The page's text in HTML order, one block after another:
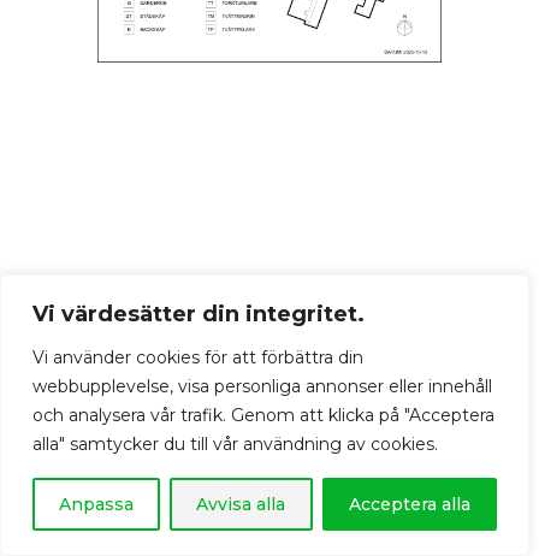
Vi värdesätter din integritet.
Vi använder cookies för att förbättra din
webbupplevelse, visa personliga annonser eller innehåll
och analysera vår trafik. Genom att klicka på "Acceptera
alla" samtycker du till vår användning av cookies.
Anpassa Avvisa alla Acceptera alla